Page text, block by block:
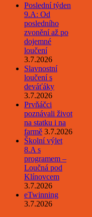
Poslední týden
9.A: Od
posledního
zvonění až po
dojemné
loučení
3.7.2026
Slavnostní
loučení s
deváťáky
3.7.2026
Prvňáčci
poznávali život
na statku i na
farmě 3.7.2026
Školní výlet
8.A s
programem –
Loučná pod
Klínovcem
3.7.2026
eTwinning
3.7.2026